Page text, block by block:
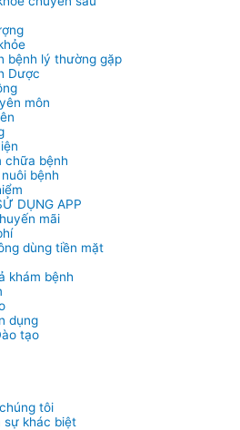
bệnh lý thường gặp
Dược
môn
chữa bệnh
bệnh
DỤNG APP
mãi
dùng tiền mặt
khám bệnh
dụng
tạo
tôi
sự khác biệt